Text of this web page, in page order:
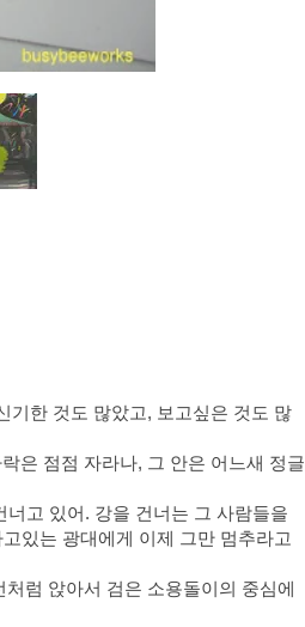
기한 것도 많았고, 보고싶은 것도 많
은 점점 자라나, 그 안은 어느새 정글
고 있어. 강을 건너는 그 사람들을
있는 광대에게 이제 그만 멈추라고
럼 앉아서 검은 소용돌이의 중심에